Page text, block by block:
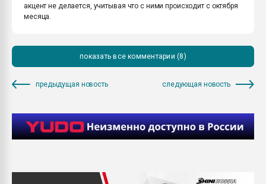
акцент не делается, учитывая что с ними происходит с октября
месяца.
показать все комментарии (8)
предыдущая новость следующая новость